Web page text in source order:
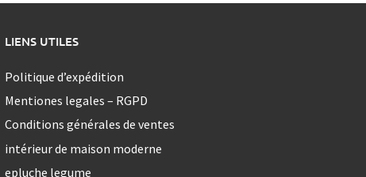
LIENS UTILES
Politique d’expédition
Mentiones legales – RGPD
Conditions générales de ventes
intérieur de maison moderne
epluche legume